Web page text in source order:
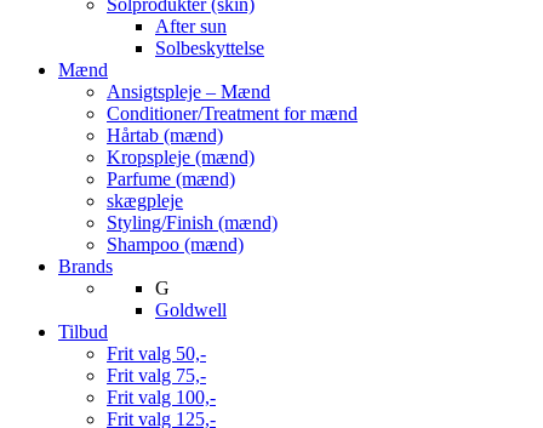
After sun
Solbeskyttelse
Mænd
Ansigtspleje – Mænd
Conditioner/Treatment for mænd
Hårtab (mænd)
Kropspleje (mænd)
Parfume (mænd)
skægpleje
Styling/Finish (mænd)
Shampoo (mænd)
Brands
G
Goldwell
Tilbud
Frit valg 50,-
Frit valg 75,-
Frit valg 100,-
Frit valg 125,-